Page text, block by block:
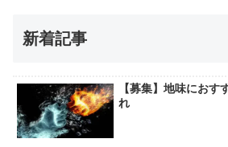
新着記事
【募集】地味におす
れ